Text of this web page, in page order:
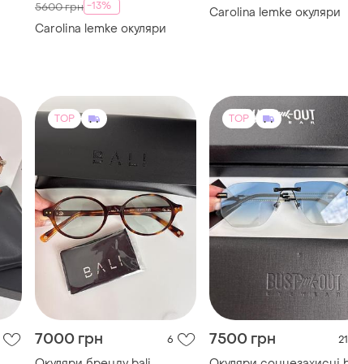
5600 грн -13%
Carolina lemke окуляри
Carolina lemke окуляри
TOP
7000 грн 6
TOP
7500 грн 21